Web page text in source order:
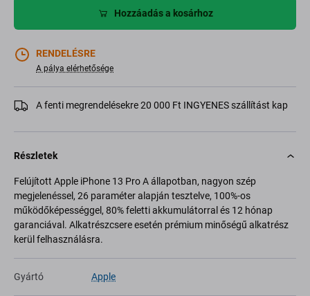
Hozzáadás a kosárhoz
RENDELÉSRE
A pálya elérhetősége
A fenti megrendelésekre 20 000 Ft INGYENES szállítást kap
Részletek
Felújított Apple iPhone 13 Pro A állapotban, nagyon szép
megjelenéssel, 26 paraméter alapján tesztelve, 100%-os
működőképességgel, 80% feletti akkumulátorral és 12 hónap
garanciával. Alkatrészcsere esetén prémium minőségű alkatrész
kerül felhasználásra.
Gyártó Apple